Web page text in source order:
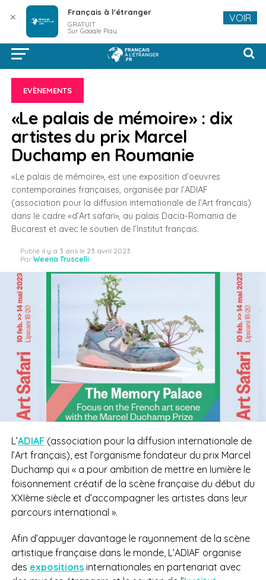
EVÈNEMENTS
«Le palais de mémoire» : dix
artistes du prix Marcel
Duchamp en Roumanie
«Le palais de mémoire», est une exposition d’oeuvres
contemporaines françaises, organisée par l’ADIAF
(association pour la diffusion internationale de l’Art français)
dans le cadre «d’Art safari», au palais Dacia-Romania de
Bucarest et avec le soutien de l’Institut français.
Publié il y a 3 ans le 23 avril 2023
Par Weena Truscelli
L’ADIAF (association pour la diffusion internationale de
l’Art français), est l’organisme fondateur du prix Marcel
Duchamp qui « a pour ambition de mettre en lumière le
foisonnement créatif de la scène française du début du
XXIème siècle et d’accompagner les artistes dans leur
parcours international ».
Afin d’appuyer davantage lerayonnement de la scène
artistique française dans le monde, L’ADIAF organise
des expositionsinternationales en partenariat avec
✕ Français à l'étranger
GRATUIT
Sur Google Play
VOIR